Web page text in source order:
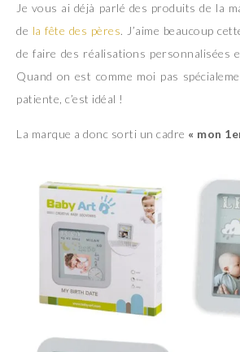
Je vous ai déjà parlé des produits de la
de la fête des pères. J’aime beaucoup
de faire des réalisations personnalisées
Quand on est comme moi pas
patiente, c’est idéal !
La marque a donc sorti un cadre « mon